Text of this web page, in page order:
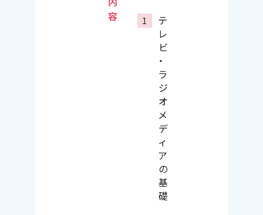
容
テ
レ
ビ
・
ラ
ジ
オ
メ
デ
ィ
ア
の
基
礎